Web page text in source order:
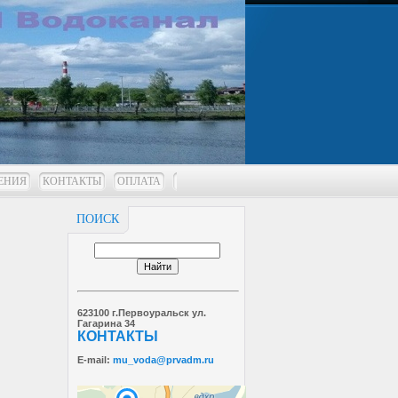
КОНТАКТЫ ОПЛАТА
ПОИСК
623100 г.Первоуральск ул.
Гагарина 34
КОНТАКТЫ
E-mail: mu_voda@prvadm.ru